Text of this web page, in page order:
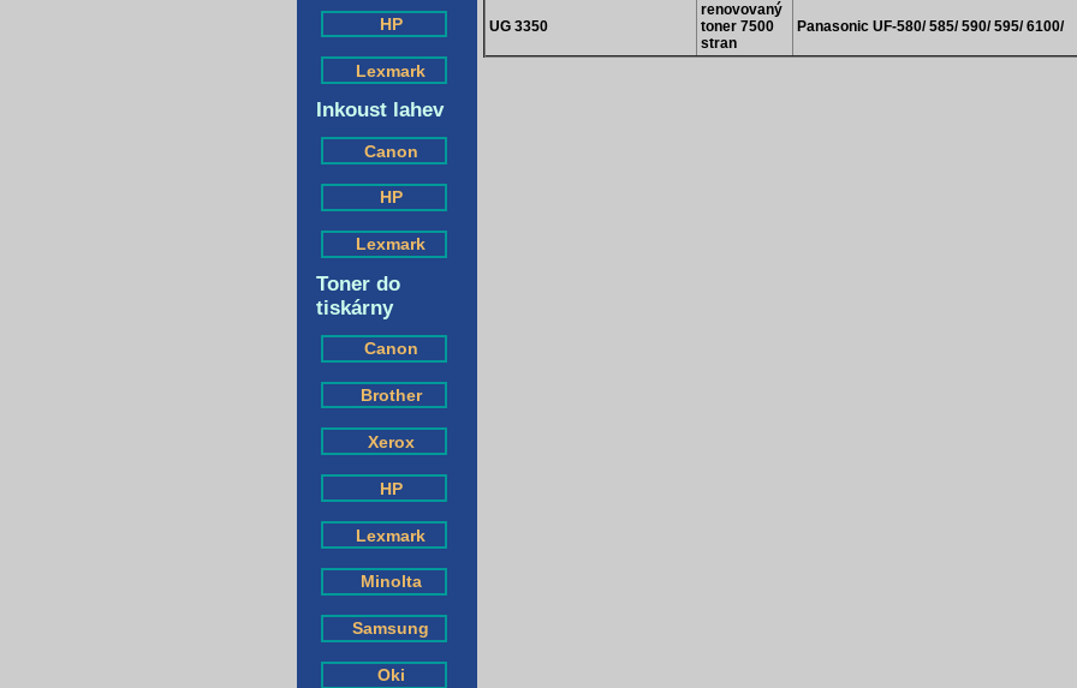
HP
Lexmark
Inkoust lahev
Canon
HP
Lexmark
Toner do
tiskárny
Canon
Brother
Xerox
HP
Lexmark
Minolta
Samsung
Oki
UG 3350
renovovaný
toner 7500
stran
Panasonic UF-580/ 585/ 590/ 595/ 6100/